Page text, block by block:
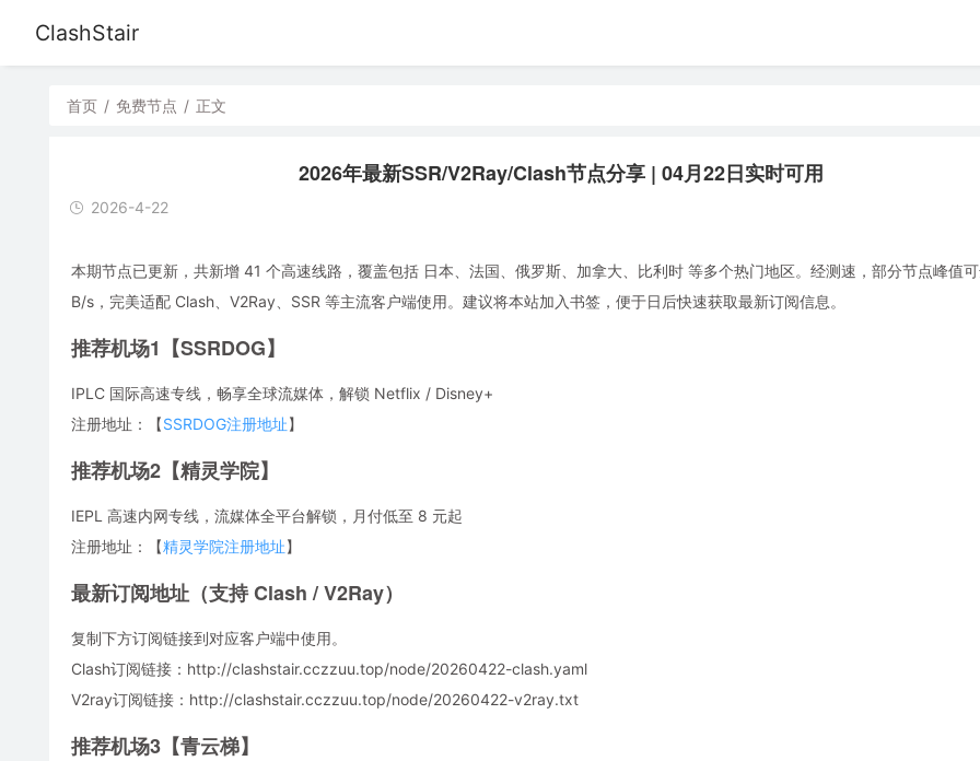
ClashStair
首页 / 免费节点 / 正文
2026年最新SSR/V2Ray/Clash节点分享 | 04月22日实时可用
2026-4-22
本期节点已更新，共新增 41 个高速线路，覆盖包括 日本、法国、俄罗斯、加拿大、比利时 等多个热门地区。经测速，部分节点峰值
B/s，完美适配 Clash、V2Ray、SSR 等主流客户端使用。建议将本站加入书签，便于日后快速获取最新订阅信息。
推荐机场1【SSRDOG】
IPLC 国际高速专线，畅享全球流媒体，解锁 Netflix / Disney+
注册地址：【SSRDOG注册地址】
推荐机场2【精灵学院】
IEPL 高速内网专线，流媒体全平台解锁，月付低至 8 元起
注册地址：【精灵学院注册地址】
最新订阅地址（支持 Clash / V2Ray）
复制下方订阅链接到对应客户端中使用。
Clash订阅链接：http://clashstair.cczzuu.top/node/20260422-clash.yaml
V2ray订阅链接：http://clashstair.cczzuu.top/node/20260422-v2ray.txt
推荐机场3【青云梯】